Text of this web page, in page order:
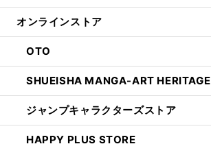
オンラインストア
OTO
SHUEISHA MANGA-ART HERITAGE
ジャンプキャラクターズストア
HAPPY PLUS STORE